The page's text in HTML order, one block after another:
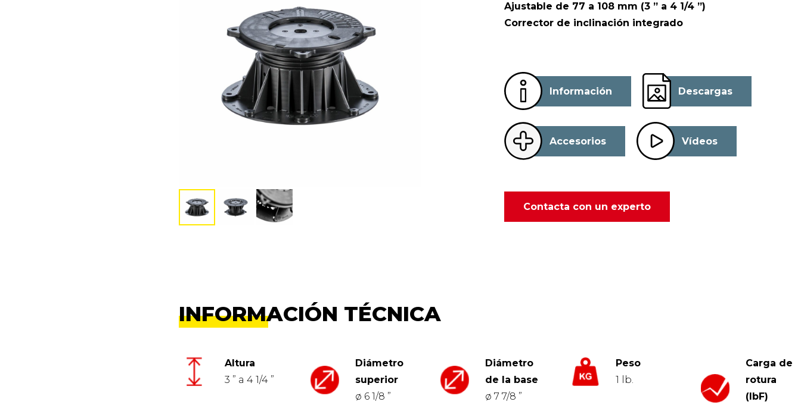
Ajustable de 77 a 108 mm (3 ” a 4 1/4 ”)
Corrector de inclinación integrado
Información Descargas
Accesorios Vídeos
Contacta con un experto
INFORMACIÓN TÉCNICA
Altura
3 ” a 4 1/4 ”
Diámetro
superior
ø 6 1/8 ”
Diámetro
de la base
ø 7 7/8 ”
Peso
1 lb.
Carga de
rotura
(lbF)